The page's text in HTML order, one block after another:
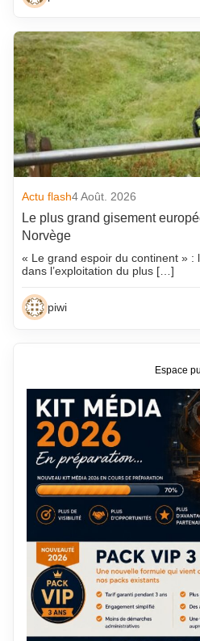
Actu flash4 Août. 2026
Le plus grand gisement
Norvège
« Le grand espoir du continent » :
dans l’exploitation du plus […]
piwi
Espace